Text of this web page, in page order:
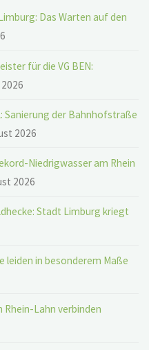
Das Warten auf den
für die VG BEN:
Sanierung der Bahnhofstraße
2026
Niedrigwasser am Rhein
2026
Stadt Limburg kriegt
leiden in besonderem Maße
Lahn verbinden